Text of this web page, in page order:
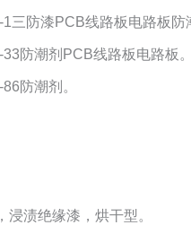
1三防漆PCB线路板电路板防
33防潮剂PCB线路板电路板。
防潮剂。
浸渍绝缘漆，烘干型。